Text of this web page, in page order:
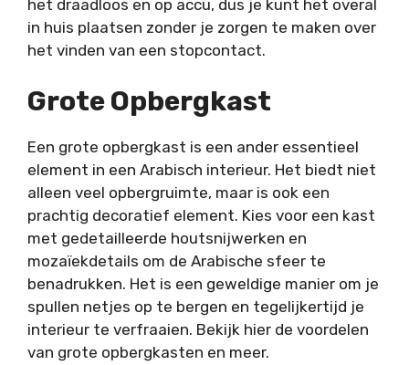
het draadloos en op accu, dus je kunt het overal
in huis plaatsen zonder je zorgen te maken over
het vinden van een stopcontact.
Grote Opbergkast
Een grote opbergkast is een ander essentieel
element in een Arabisch interieur. Het biedt niet
alleen veel opbergruimte, maar is ook een
prachtig decoratief element. Kies voor een kast
met gedetailleerde houtsnijwerken en
mozaïekdetails om de Arabische sfeer te
benadrukken. Het is een geweldige manier om je
spullen netjes op te bergen en tegelijkertijd je
interieur te verfraaien. Bekijk hier de voordelen
van grote opbergkasten en meer.